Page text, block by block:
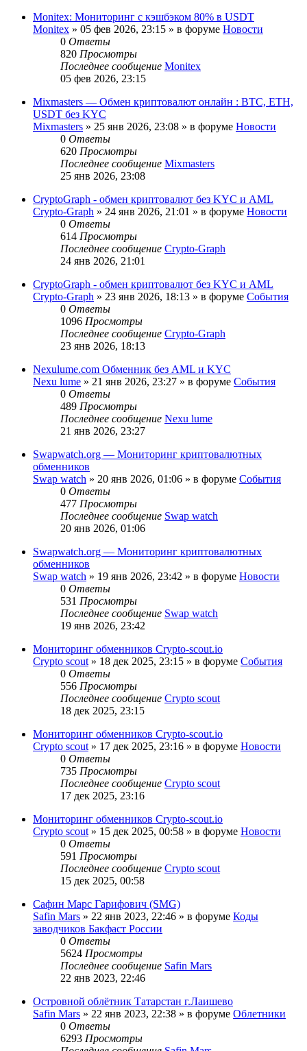
Monitex: Мониторинг с кэшбэком 80% в USDT
Monitex » 05 фев 2026, 23:15 » в форуме Новости
0 Ответы
820 Просмотры
Последнее сообщение Monitex
05 фев 2026, 23:15
Mixmasters — Обмен криптовалют онлайн : BTC, ETH,
USDT без KYC
Mixmasters » 25 янв 2026, 23:08 » в форуме Новости
0 Ответы
620 Просмотры
Последнее сообщение Mixmasters
25 янв 2026, 23:08
CryptoGraph - обмен криптовалют без KYC и AML
Crypto-Graph » 24 янв 2026, 21:01 » в форуме Новости
0 Ответы
614 Просмотры
Последнее сообщение Crypto-Graph
24 янв 2026, 21:01
CryptoGraph - обмен криптовалют без KYC и AML
Crypto-Graph » 23 янв 2026, 18:13 » в форуме События
0 Ответы
1096 Просмотры
Последнее сообщение Crypto-Graph
23 янв 2026, 18:13
Nexulume.com Обменник без AML и KYC
Nexu lume » 21 янв 2026, 23:27 » в форуме События
0 Ответы
489 Просмотры
Последнее сообщение Nexu lume
21 янв 2026, 23:27
Swapwatch.org — Мониторинг криптовалютных
обменников
Swap watch » 20 янв 2026, 01:06 » в форуме События
0 Ответы
477 Просмотры
Последнее сообщение Swap watch
20 янв 2026, 01:06
Swapwatch.org — Мониторинг криптовалютных
обменников
Swap watch » 19 янв 2026, 23:42 » в форуме Новости
0 Ответы
531 Просмотры
Последнее сообщение Swap watch
19 янв 2026, 23:42
Мониторинг обменников Сrypto-scout.io
Сrypto scout » 18 дек 2025, 23:15 » в форуме События
0 Ответы
556 Просмотры
Последнее сообщение Сrypto scout
18 дек 2025, 23:15
Мониторинг обменников Сrypto-scout.io
Сrypto scout » 17 дек 2025, 23:16 » в форуме Новости
0 Ответы
735 Просмотры
Последнее сообщение Сrypto scout
17 дек 2025, 23:16
Мониторинг обменников Сrypto-scout.io
Сrypto scout » 15 дек 2025, 00:58 » в форуме Новости
0 Ответы
591 Просмотры
Последнее сообщение Сrypto scout
15 дек 2025, 00:58
Сафин Марс Гарифович (SMG)
Safin Mars » 22 янв 2023, 22:46 » в форуме Коды
заводчиков Бакфаст России
0 Ответы
5624 Просмотры
Последнее сообщение Safin Mars
22 янв 2023, 22:46
Островной облётник Татарстан г.Лаишево
Safin Mars » 22 янв 2023, 22:38 » в форуме Облетники
0 Ответы
6293 Просмотры